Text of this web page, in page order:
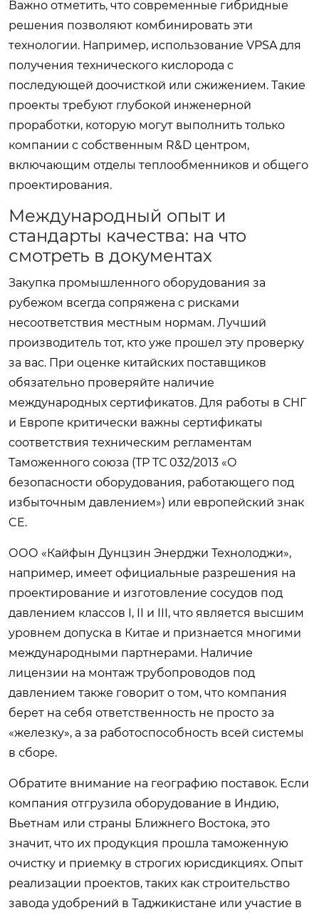
Важно отметить, что современные гибридные
решения позволяют комбинировать эти
технологии. Например, использование VPSA для
получения технического кислорода с
последующей доочисткой или сжижением. Такие
проекты требуют глубокой инженерной
проработки, которую могут выполнить только
компании с собственным R&D центром,
включающим отделы теплообменников и общего
проектирования.
Международный опыт и
стандарты качества: на что
смотреть в документах
Закупка промышленного оборудования за
рубежом всегда сопряжена с рисками
несоответствия местным нормам. Лучший
производитель тот, кто уже прошел эту проверку
за вас. При оценке китайских поставщиков
обязательно проверяйте наличие
международных сертификатов. Для работы в СНГ
и Европе критически важны сертификаты
соответствия техническим регламентам
Таможенного союза (ТР ТС 032/2013 «О
безопасности оборудования, работающего под
избыточным давлением») или европейский знак
CE.
ООО «Кайфын Дунцзин Энерджи Технолоджи»,
например, имеет официальные разрешения на
проектирование и изготовление сосудов под
давлением классов I, II и III, что является высшим
уровнем допуска в Китае и признается многими
международными партнерами. Наличие
лицензии на монтаж трубопроводов под
давлением также говорит о том, что компания
берет на себя ответственность не просто за
«железку», а за работоспособность всей системы
в сборе.
Обратите внимание на географию поставок. Если
компания отгрузила оборудование в Индию,
Вьетнам или страны Ближнего Востока, это
значит, что их продукция прошла таможенную
очистку и приемку в строгих юрисдикциях. Опыт
реализации проектов, таких как строительство
завода удобрений в Таджикистане или участие в